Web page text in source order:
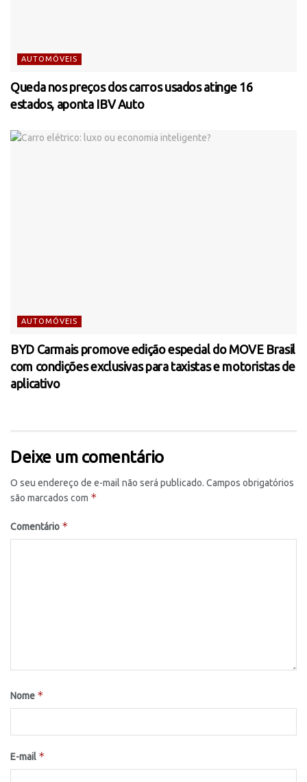
AUTOMÓVEIS
Queda nos preços dos carros usados atinge 16
estados, aponta IBV Auto
AUTOMÓVEIS
BYD Carmais promove edição especial do MOVE Brasil
com condições exclusivas para taxistas e motoristas de
aplicativo
Deixe um comentário
O seu endereço de e-mail não será publicado. Campos obrigatórios
são marcados com *
Comentário *
Nome *
E-mail *